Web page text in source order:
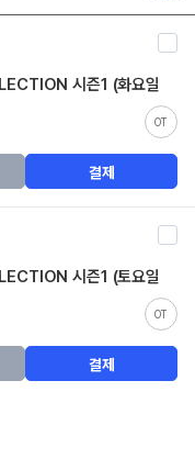
시즌1 (화요일
OT
결제
시즌1 (토요일
OT
결제